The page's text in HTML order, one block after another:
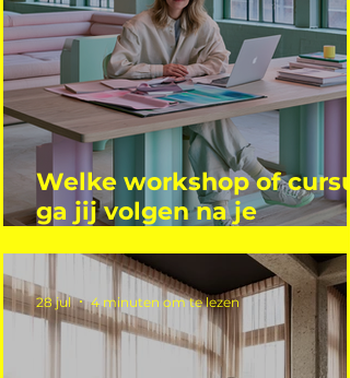
Welke workshop of
ga jij volgen na je
28 jul 4 minuten om te lezen